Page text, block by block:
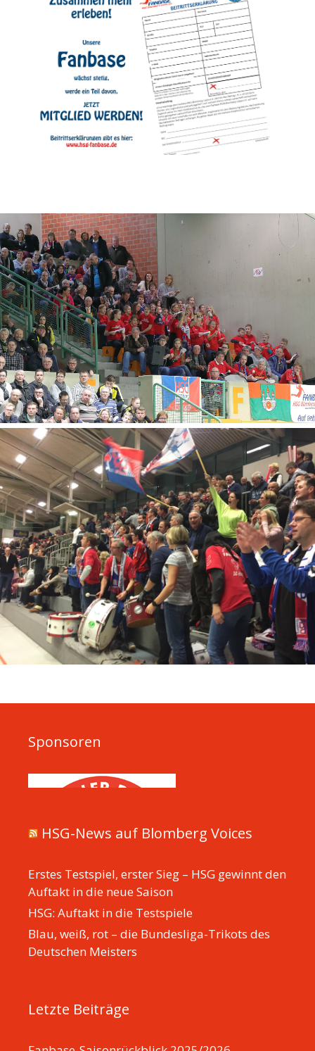
Sponsoren
HSG-News auf Blomberg Voices
Erstes Testspiel, erster Sieg – HSG gewinnt den
Auftakt in die neue Saison
HSG: Auftakt in die Testspiele
Blau, weiß, rot – die Bundesliga-Trikots des
Deutschen Meisters
Letzte Beiträge